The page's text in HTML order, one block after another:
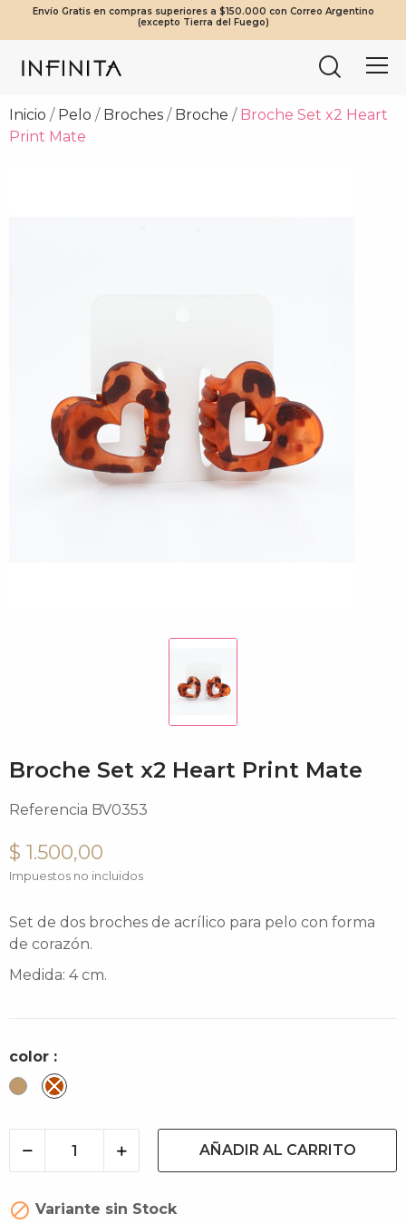
¡Beneficios Exclusivos! 20% OFF a partir de $2.000.000 | 10% OFF a
partir de $1.000.000
Envío Gratis en compras superiores a $150.000 con Correo Argentino
(excepto Tierra del Fuego)
Tierra del Fuego envíos solo en compras a partir de $200.000
vía Cruz del Sur.
Mínimo de compra web $80.000
Inicio Pelo Broches Broche
Broche Set x2 Heart
Print Mate
Broche Set x2 Heart Print Mate
Referencia BV0353
$ 1.500,00
Impuestos no incluidos
Set de dos broches de acrílico para pelo con forma
de corazón.
Medida: 4 cm.
color :
CamelCarey
AÑADIR AL CARRITO
 Variante sin Stock